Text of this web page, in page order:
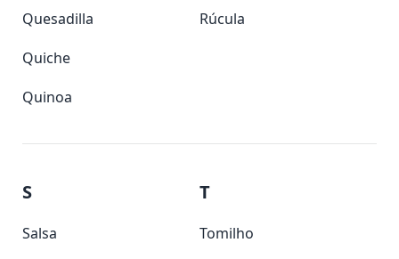
Quesadilla
Quiche
Quinoa
Rúcula
S
Salsa
T
Tomilho